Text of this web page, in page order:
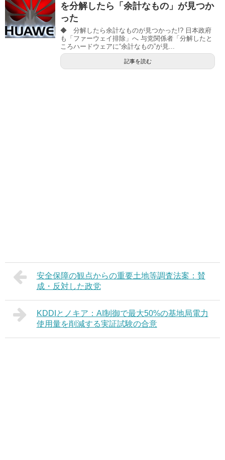
を分解したら「余計なもの」が見つか
った
◆ 分解したら余計なものが見つかった!? 日本政府
も「ファーウェイ排除」へ 与党関係者「分解したと
ころハードウェアに“余計なもの”が見...
記事を読む
安全保障の観点からの重要土地等調査法案：賛
成・反対した政党
KDDIとノキア：AI制御で最大50%の基地局電力
使用量を削減する実証試験の合意